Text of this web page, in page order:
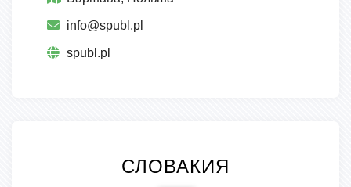
info@spubl.pl
spubl.pl
СЛОВАКИЯ